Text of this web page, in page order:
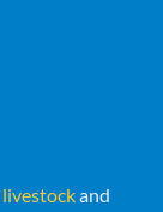
livestockand